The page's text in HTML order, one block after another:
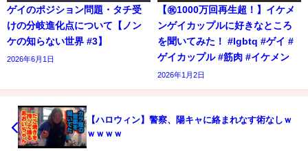
ゲイのポジション問題・タチ受
けの分岐進化点について【ノン
ケの知らない世界 #3】
2026年6月1日
【㊗️1000万回再生超！】イケメ
ンゲイカップルに好きなところ
を聞いてみた！ #lgbtq #ゲイ #
ゲイカップル #筋肉 #イケメン
2026年1月2日
【ハロウィン】警察、陽キャに絡まれなす術なしｗ
ｗｗｗｗ